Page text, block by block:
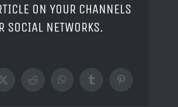
ON YOUR CHANNELS
SOCIAL NETWORKS.
X RedditWhatsAppTumblrPinterest